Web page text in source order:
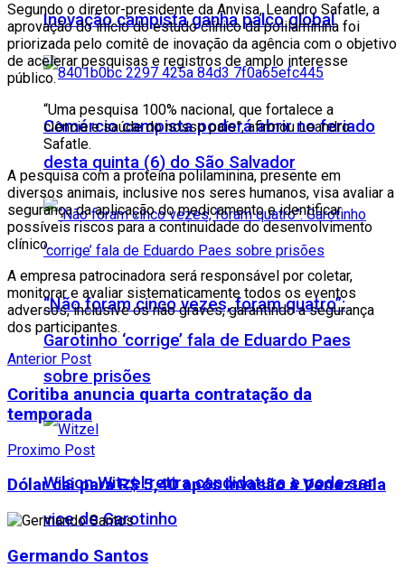
Inovação campista ganha palco global
Comércio campista poderá abrir no feriado
desta quinta (6) do São Salvador
“Não foram cinco vezes, foram quatro”:
Garotinho ‘corrige’ fala de Eduardo Paes
sobre prisões
Wilson Witzel retira candidatura e pode ser
vice de Garotinho
Segundo o diretor-presidente da Anvisa, Leandro Safatle, a
aprovação do início do estudo clínico da polilaminina foi
priorizada pelo comitê de inovação da agência com o objetivo
de acelerar pesquisas e registros de amplo interesse
público.
“Uma pesquisa 100% nacional, que fortalece a
ciência e saúde do nosso país”, afirmou Leandro
Safatle.
A pesquisa com a proteína polilaminina, presente em
diversos animais, inclusive nos seres humanos, visa avaliar a
segurança da aplicação do medicamento e identificar
possíveis riscos para a continuidade do desenvolvimento
clínico.
A empresa patrocinadora será responsável por coletar,
monitorar e avaliar sistematicamente todos os eventos
adversos, inclusive os não graves, garantindo a segurança
dos participantes.
Anterior Post
Coritiba anuncia quarta contratação da
temporada
Proximo Post
Dólar cai para R$ 5,40 após invasão à Venezuela
Germando Santos